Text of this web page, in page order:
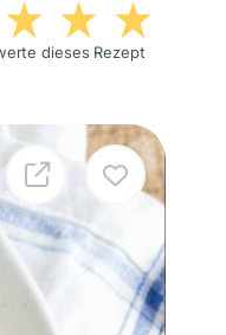
dieses Rezept